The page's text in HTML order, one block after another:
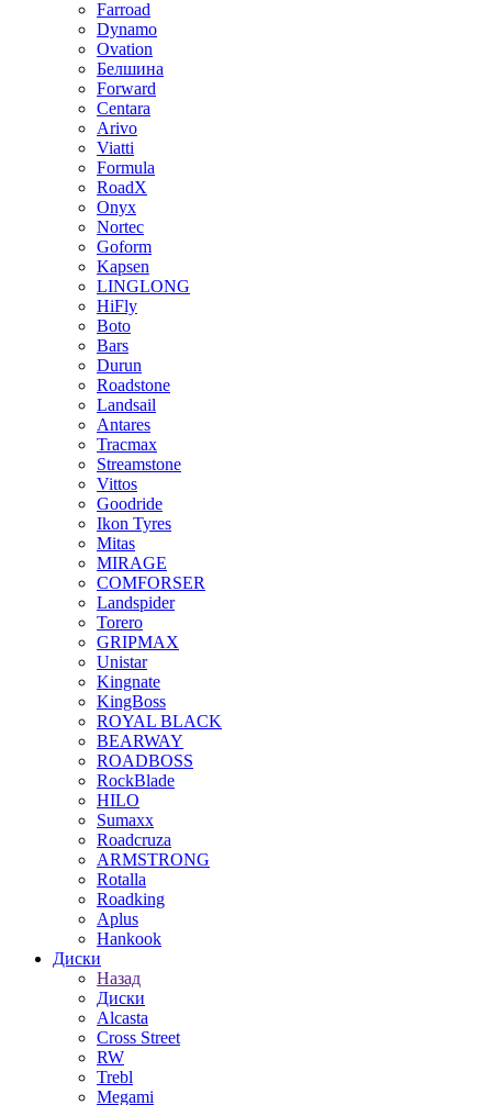
Farroad
Dynamo
Ovation
Белшина
Forward
Centara
Arivo
Viatti
Formula
RoadX
Onyx
Nortec
Goform
Kapsen
LINGLONG
HiFly
Boto
Bars
Durun
Roadstone
Landsail
Antares
Tracmax
Streamstone
Vittos
Goodride
Ikon Tyres
Mitas
MIRAGE
COMFORSER
Landspider
Torero
GRIPMAX
Unistar
Kingnate
KingBoss
ROYAL BLACK
BEARWAY
ROADBOSS
RockBlade
HILO
Sumaxx
Roadcruza
ARMSTRONG
Rotalla
Roadking
Aplus
Hankook
Диски
Назад
Диски
Alcasta
Cross Street
RW
Trebl
Megami